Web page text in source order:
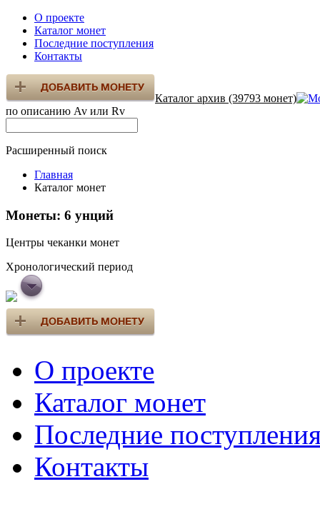
О проекте
Каталог монет
Последние поступления
Контакты
Каталог архив (39793 монет)
по описанию Av или Rv
Расширенный поиск
Главная
Каталог монет
Монеты: 6 унций
Центры чеканки монет
Хронологический период
О проекте
Каталог монет
Последние
Контакты